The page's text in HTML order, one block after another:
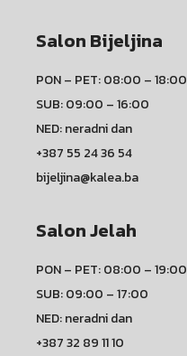
Salon Bijeljina
PON – PET: 08:00 – 18:00
SUB: 09:00 – 16:00
NED: neradni dan
+387 55 24 36 54
bijeljina@kalea.ba
Salon Jelah
PON – PET: 08:00 – 19:00
SUB: 09:00 – 17:00
NED: neradni dan
+387 32 89 11 10